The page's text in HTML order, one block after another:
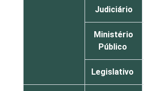
Judiciário
Ministério
Público
Legislativo